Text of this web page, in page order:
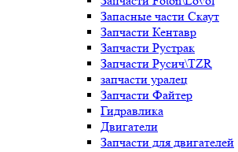
Запасные части Скаут
Запчасти Кентавр
Запчасти Рустрак
Запчасти Русич\TZR
запчасти уралец
Запчасти Файтер
Гидравлика
Двигатели
Запчасти для двигателей